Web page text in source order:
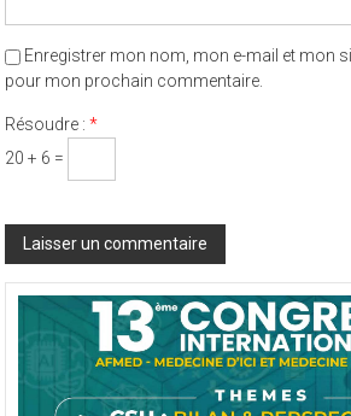
Enregistrer mon nom, mon e-mail et mon
pour mon prochain commentaire.
Résoudre :*
20 + 6 =